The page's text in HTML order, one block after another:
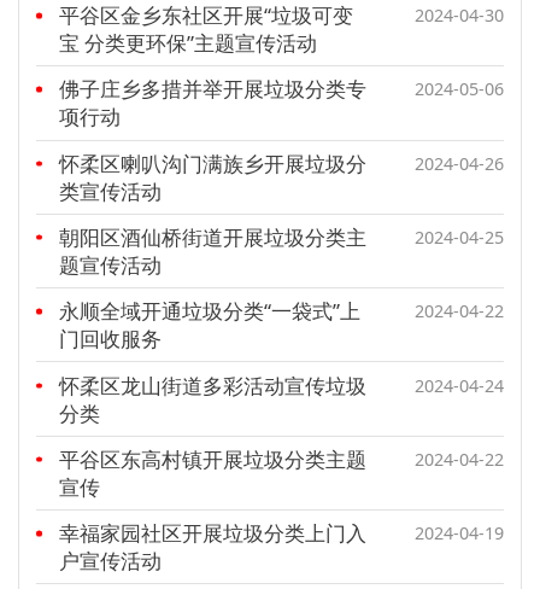
平谷区金乡东社区开展“垃圾可变
宝 分类更环保”主题宣传活动
2024-04-30
佛子庄乡多措并举开展垃圾分类专
项行动
2024-05-06
怀柔区喇叭沟门满族乡开展垃圾分
类宣传活动
2024-04-26
朝阳区酒仙桥街道开展垃圾分类主
题宣传活动
2024-04-25
永顺全域开通垃圾分类“一袋式”上
门回收服务
2024-04-22
怀柔区龙山街道多彩活动宣传垃圾
分类
2024-04-24
平谷区东高村镇开展垃圾分类主题
宣传
2024-04-22
幸福家园社区开展垃圾分类上门入
户宣传活动
2024-04-19